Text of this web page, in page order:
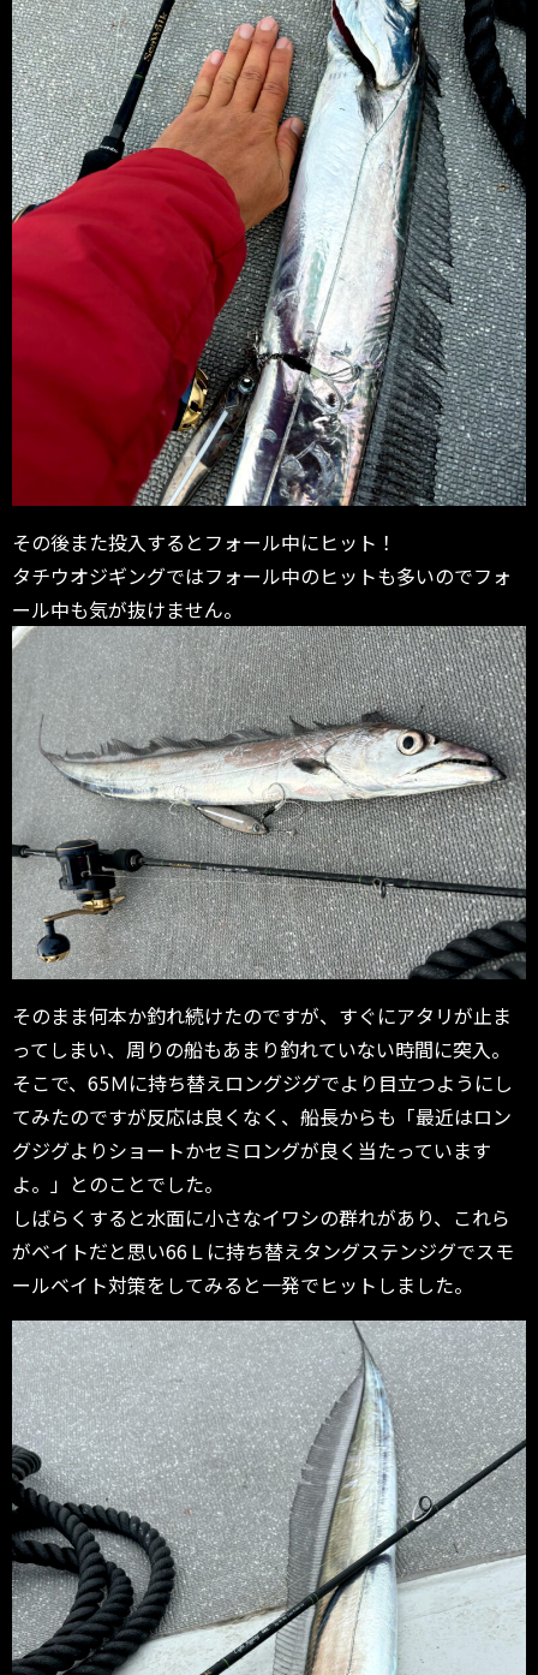
その後また投入するとフォール中にヒット！
タチウオジギングではフォール中のヒットも多いのでフォ
ール中も気が抜けません。
そのまま何本か釣れ続けたのですが、すぐにアタリが止ま
ってしまい、周りの船もあまり釣れていない時間に突入。
そこで、65Ｍに持ち替えロングジグでより目立つようにし
てみたのですが反応は良くなく、船長からも「最近はロン
グジグよりショートかセミロングが良く当たっています
よ。」とのことでした。
しばらくすると水面に小さなイワシの群れがあり、これら
がベイトだと思い66Ｌに持ち替えタングステンジグでスモ
ールベイト対策をしてみると一発でヒットしました。